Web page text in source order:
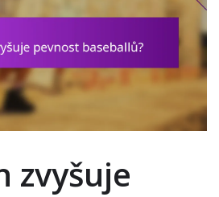
zvyšuje